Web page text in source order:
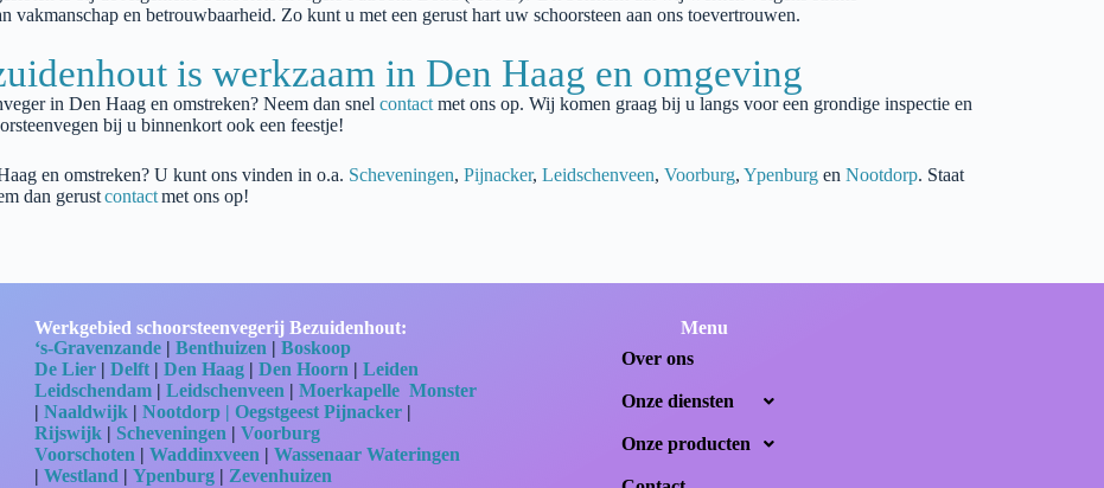
en betrouwbaarheid. Zo kunt u met een gerust hart uw schoorsteen aan ons toevertrouwen.
is werkzaam in Den Haag en omgeving
in Den Haag en omstreken? Neem dan snel contact met ons op. Wij komen graag bij u langs voor een grondige inspectie en
bij u binnenkort ook een feestje!
en omstreken? U kunt ons vinden in o.a. Scheveningen, Pijnacker, Leidschenveen, Voorburg, Ypenburg en Nootdorp. Staat
dan gerustcontactmet ons op!
Werkgebied schoorsteenvegerij Bezuidenhout:
‘s-Gravenzande |Benthuizen |Boskoop
De Lier |Delft |Den Haag |Den Hoorn |Leiden
Leidschendam |Leidschenveen |Moerkapelle Monster
|Naaldwijk |Nootdorp |Oegstgeest Pijnacker |
Rijswijk | Scheveningen |Voorburg
Voorschoten |Waddinxveen |Wassenaar Wateringen
|Westland |Ypenburg | Zevenhuizen
Menu
Over ons
Onze diensten
Onze producten